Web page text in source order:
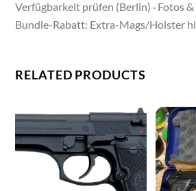
Verfügbarkeit prüfen (Berlin) · Fotos &
Bundle-Rabatt: Extra-Mags/Holster
RELATED PRODUCTS